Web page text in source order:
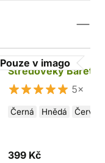
Pouze v imago
Středověký Baret
5×
Černá Hnědá
399 Kč